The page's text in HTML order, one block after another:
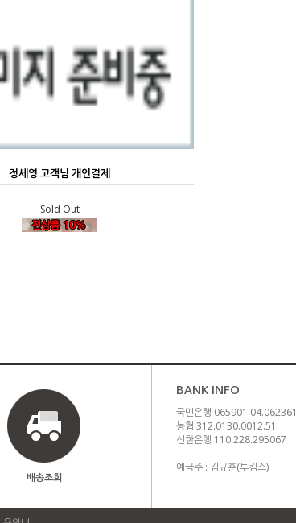
정세영 고객님 개인결제
Sold Out
배송조회
BANK INFO
국민은행 065901.04.062361
농협 312.0130.0012.51
신한은행 110.228.295067
예금주 : 김규훈(투킴스)